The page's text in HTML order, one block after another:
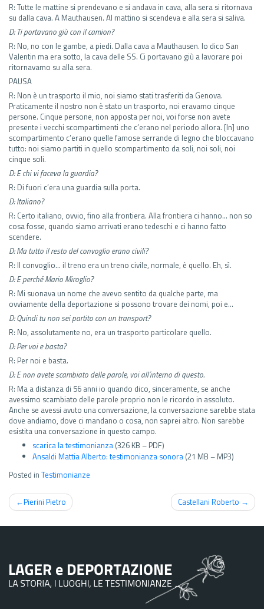
R: Tutte le mattine si prendevano e si andava in cava, alla sera si ritornava
su dalla cava. A Mauthausen. Al mattino si scendeva e alla sera si saliva.
D: Ti portavano giù con il camion?
R: No, no con le gambe, a piedi. Dalla cava a Mauthausen. Io dico San
Valentin ma era sotto, la cava delle SS. Ci portavano giù a lavorare poi
ritornavamo su alla sera.
PAUSA
R: Non è un trasporto il mio, noi siamo stati trasferiti da Genova.
Praticamente il nostro non è stato un trasporto, noi eravamo cinque
persone. Cinque persone, non apposta per noi, voi forse non avete
presente i vecchi scompartimenti che c’erano nel periodo allora. [In] uno
scompartimento c’erano quelle famose serrande di legno che bloccavano
tutto: noi siamo partiti in quello scompartimento da soli, noi soli, noi
cinque soli.
D: E chi vi faceva la guardia?
R: Di fuori c’era una guardia sulla porta.
D: Italiano?
R: Certo italiano, ovvio, fino alla frontiera. Alla frontiera ci hanno… non so
cosa fosse, quando siamo arrivati erano tedeschi e ci hanno fatto
scendere.
D: Ma tutto il resto del convoglio erano civili?
R: Il convoglio… il treno era un treno civile, normale, è quello. Eh, sì.
D: E perché Mario Miroglio?
R: Mi suonava un nome che avevo sentito da qualche parte, ma
ovviamente della deportazione si possono trovare dei nomi, poi e…
D: Quindi tu non sei partito con un transport?
R: No, assolutamente no, era un trasporto particolare quello.
D: Per voi e basta?
R: Per noi e basta.
D: E non avete scambiato delle parole, voi all’interno di questo.
R: Ma a distanza di 56 anni io quando dico, sinceramente, se anche
avessimo scambiato delle parole proprio non le ricordo in assoluto.
Anche se avessi avuto una conversazione, la conversazione sarebbe stata
dove andiamo, dove ci mandano o cosa, non saprei altro. Non sarebbe
esistita una conversazione in questo campo.
scarica la testimonianza (326 KB – PDF)
Ansaldi Mattia Alberto: testimonianza sonora (21 MB – MP3)
Posted in Testimonianze
Navigazione
articoli
Pierini Pietro Castellani Roberto